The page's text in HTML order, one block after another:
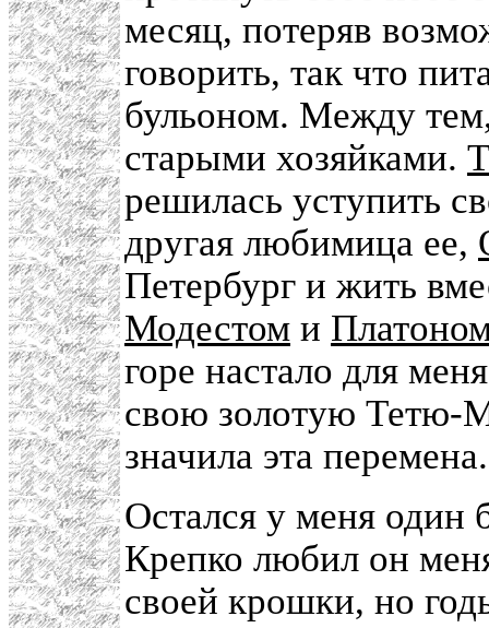
месяц, потеряв
говорить, так что
бульоном. Между
старыми хозяйками.
решилась уступить
другая любимица ее,
Петербург и жить
Модестом и
горе настало для
свою золотую Тетю-
значила эта перемена.
Остался у меня один
Крепко любил он
своей крошки, но